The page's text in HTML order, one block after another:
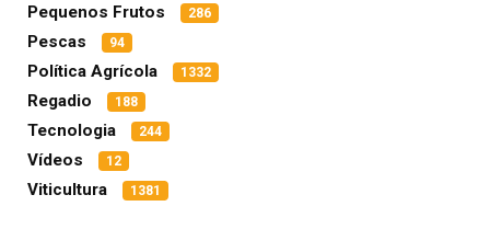
Pequenos Frutos 286
Pescas 94
Política Agrícola 1332
Regadio 188
Tecnologia 244
Vídeos 12
Viticultura 1381